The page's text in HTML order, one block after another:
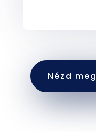
Nézd